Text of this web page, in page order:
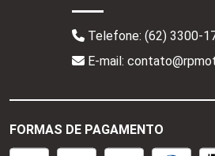
Telefone: (62) 3300-
E-mail:
FORMAS DE PAGAMENTO